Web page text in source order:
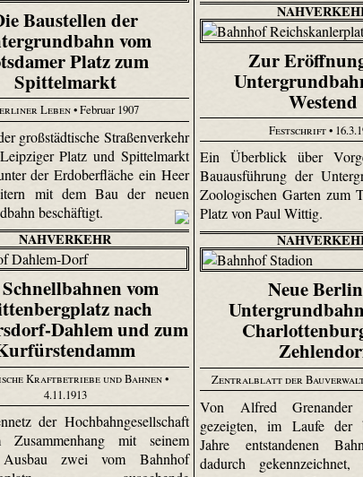
Baustellen der
vom
Platz zum
Spittelmarkt
Leben• Februar 1907
großstädtische Straßenverkehr
Platz und Spittelmarkt
der Erdoberfläche ein Heer
mit dem Bau der neuen
beschäftigt.
Zur
Westend
Festschrift•
Ein Überblick über
Bauausführung der
Zoologischen Garten zum
Platz von Paul Wittig.
NAHVERKEHR
vom
nach
Dahlem und zum
Kraftbetriebe und Bahnen•
4.11.1913
der Hochbahngesellschaft
mit seinem
Ausbau zwei vom Bahnhof
Neue
Zentralblatt der
Von Alfred
gezeigten, im Laufe der
Jahre entstandenen
dadurch